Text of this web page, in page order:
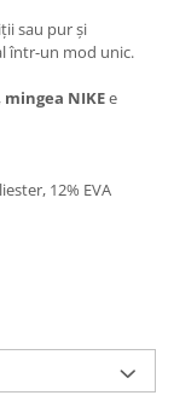
sau pur și
într-un mod unic.
mingea NIKEe
12% EVA